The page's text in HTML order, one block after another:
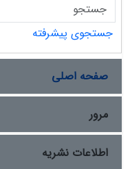
جستجوی پیشرفته
صفحه اصلی
مرور
اطلاعات نشریه